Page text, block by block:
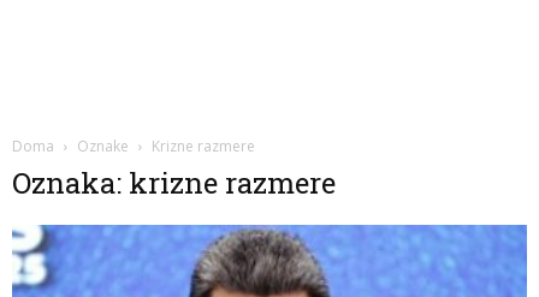
Doma Oznake Krizne razmere
Oznaka: krizne razmere